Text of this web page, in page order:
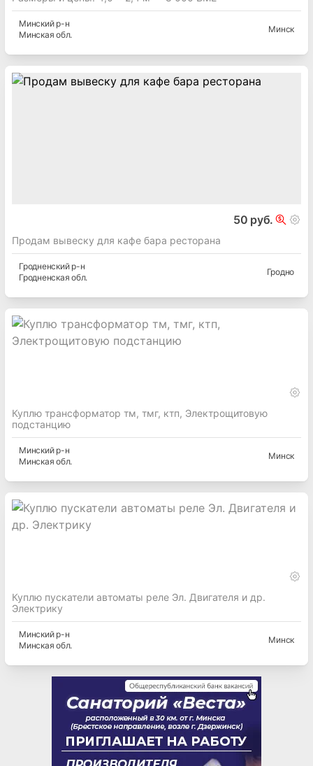
Минскийр-н
Минская обл.
Минск
50 руб.
Продам вывеску для кафе бара ресторана
Гродненскийр-н
Гродненская обл.
Гродно
Куплю трансформатор тм, тмг, ктп, Электрощитовую
подстанцию
Минскийр-н
Минская обл.
Минск
Куплю пускатели автоматы реле Эл. Двигателя и др.
Электрику
Минскийр-н
Минская обл.
Минск